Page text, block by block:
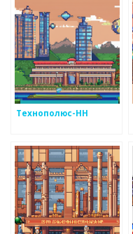
Технополюс-НН